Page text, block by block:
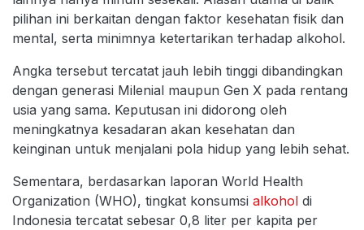
pilihan ini berkaitan dengan faktor kesehatan fisik dan
mental, serta minimnya ketertarikan terhadap alkohol.
Angka tersebut tercatat jauh lebih tinggi dibandingkan
dengan generasi Milenial maupun Gen X pada rentang
usia yang sama. Keputusan ini didorong oleh
meningkatnya kesadaran akan kesehatan dan
keinginan untuk menjalani pola hidup yang lebih sehat.
Sementara, berdasarkan laporan World Health
Organization (WHO), tingkat konsumsi alkohol di
Indonesia tercatat sebesar 0,8 liter per kapita per